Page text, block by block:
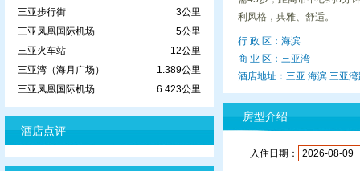
三亚步行街
3公里
三亚凤凰国际机场
5公里
三亚火车站
12公里
三亚湾（海月广场）
1.389公里
三亚凤凰国际机场
6.423公里
酒店点评
利风格，典雅、舒适。
行 政 区：海滨
商 业 区：三亚湾
酒店地址：三亚 海滨 三亚
房型介绍
入住日期：